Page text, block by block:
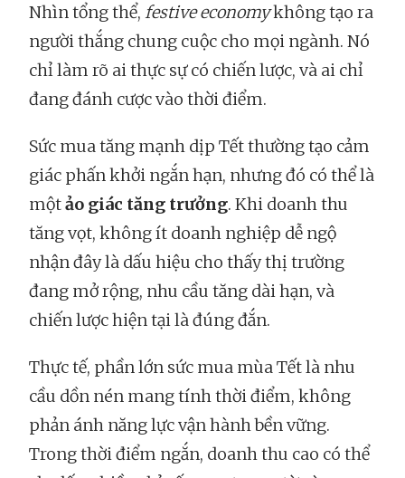
Nhìn tổng thể, festive economykhông tạo ra
người thắng chung cuộc cho mọi ngành. Nó
chỉ làm rõ ai thực sự có chiến lược, và ai chỉ
đang đánh cược vào thời điểm.
Sức mua tăng mạnh dịp Tết thường tạo cảm
giác phấn khởi ngắn hạn, nhưng đó có thể là
mộtảo giác tăng trưởng. Khi doanh thu
tăng vọt, không ít doanh nghiệp dễ ngộ
nhận đây là dấu hiệu cho thấy thị trường
đang mở rộng, nhu cầu tăng dài hạn, và
chiến lược hiện tại là đúng đắn.
Thực tế, phần lớn sức mua mùa Tết là nhu
cầu dồn nén mang tính thời điểm, không
phản ánh năng lực vận hành bền vững.
Trong thời điểm ngắn, doanh thu cao có thể